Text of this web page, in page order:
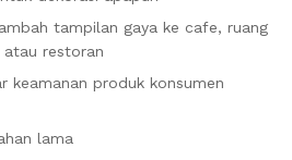
tampilan gaya ke cafe, ruang
atau restoran
keamanan produk konsumen
lama